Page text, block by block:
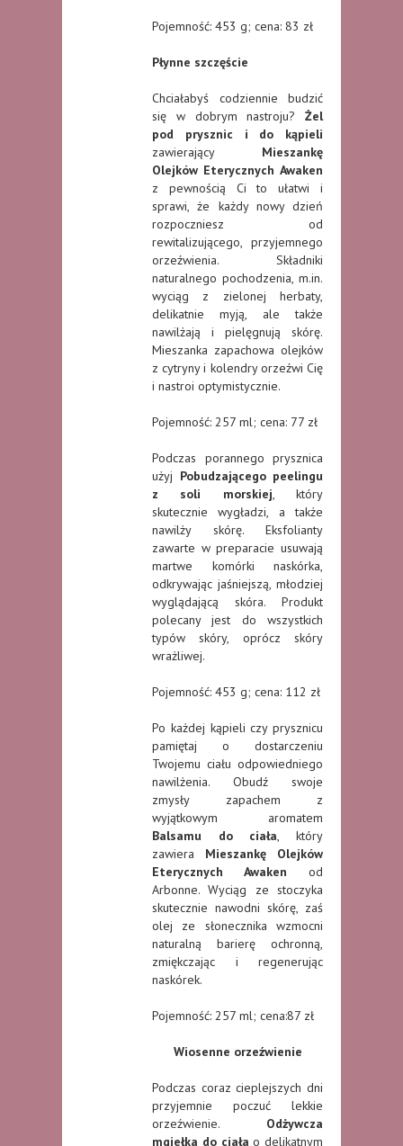
Pojemność: 453 g; cena: 83 zł
Płynne szczęście
Chciałabyś codziennie budzić
się w dobrym nastroju? Żel
pod prysznic i do kąpieli
zawierający Mieszankę
Olejków Eterycznych Awaken
z pewnością Ci to ułatwi i
sprawi, że każdy nowy dzień
rozpoczniesz od
rewitalizującego, przyjemnego
orzeźwienia. Składniki
naturalnego pochodzenia, m.in.
wyciąg z zielonej herbaty,
delikatnie myją, ale także
nawilżają i pielęgnują skórę.
Mieszanka zapachowa olejków
z cytryny i kolendry orzeźwi Cię
i nastroi optymistycznie.
Pojemność: 257 ml; cena: 77 zł
Podczas porannego prysznica
użyj Pobudzającego peelingu
z soli morskiej, który
skutecznie wygładzi, a także
nawilży skórę. Eksfolianty
zawarte w preparacie usuwają
martwe komórki naskórka,
odkrywając jaśniejszą, młodziej
wyglądającą skóra. Produkt
polecany jest do wszystkich
typów skóry, oprócz skóry
wrażliwej.
Pojemność: 453 g; cena: 112 zł
Po każdej kąpieli czy prysznicu
pamiętaj o dostarczeniu
Twojemu ciału odpowiedniego
nawilżenia. Obudź swoje
zmysły zapachem z
wyjątkowym aromatem
Balsamu do ciała, który
zawiera Mieszankę Olejków
Eterycznych Awaken od
Arbonne. Wyciąg ze stoczyka
skutecznie nawodni skórę, zaś
olej ze słonecznika wzmocni
naturalną barierę ochronną,
zmiękczając i regenerując
naskórek.
Pojemność: 257 ml; cena:87 zł
Wiosenne orzeźwienie
Podczas coraz cieplejszych dni
przyjemnie poczuć lekkie
orzeźwienie. Odżywcza
mgiełka do ciałao delikatnym